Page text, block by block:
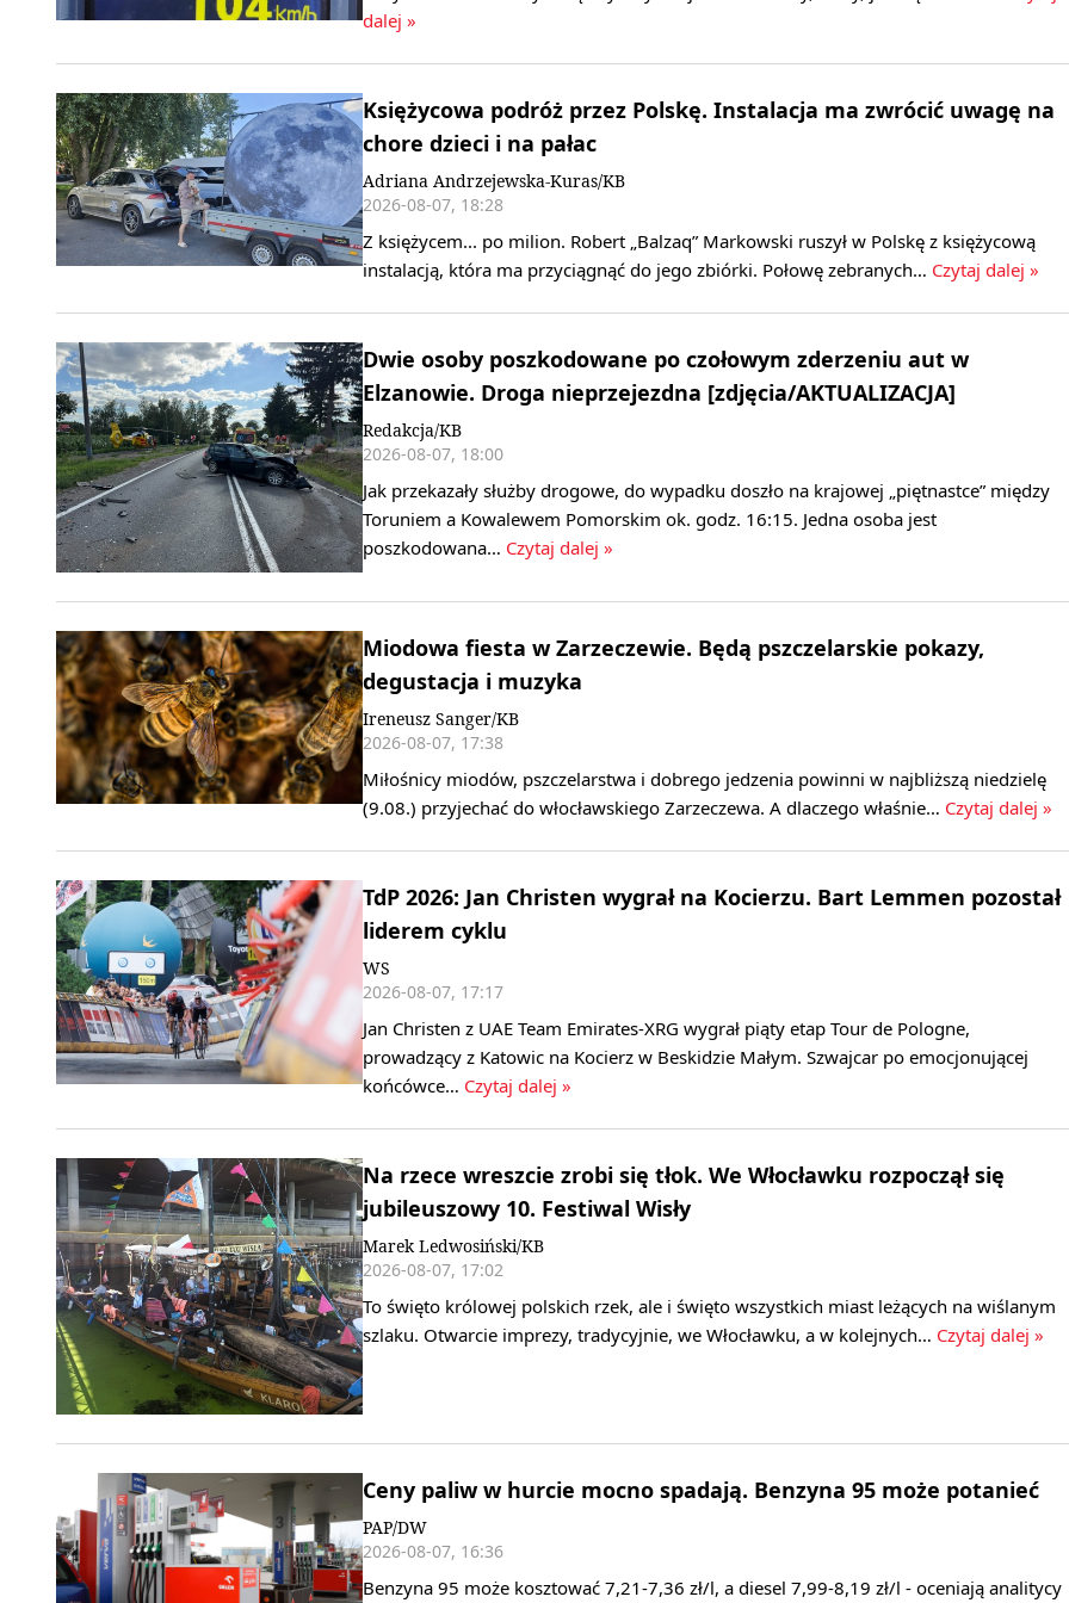
dalej »
Księżycowa podróż przez Polskę. Instalacja ma zwrócić uwagę na
chore dzieci i na pałac
Adriana Andrzejewska-Kuras/KB
2026-08-07, 18:28
Z księżycem... po milion. Robert „Balzaq” Markowski ruszył w Polskę z księżycową
instalacją, która ma przyciągnąć do jego zbiórki. Połowę zebranych… Czytaj dalej »
Dwie osoby poszkodowane po czołowym zderzeniu aut w
Elzanowie. Droga nieprzejezdna [zdjęcia/AKTUALIZACJA]
Redakcja/KB
2026-08-07, 18:00
Jak przekazały służby drogowe, do wypadku doszło na krajowej „piętnastce” między
Toruniem a Kowalewem Pomorskim ok. godz. 16:15. Jedna osoba jest
poszkodowana… Czytaj dalej »
Miodowa fiesta w Zarzeczewie. Będą pszczelarskie pokazy,
degustacja i muzyka
Ireneusz Sanger/KB
2026-08-07, 17:38
Miłośnicy miodów, pszczelarstwa i dobrego jedzenia powinni w najbliższą niedzielę
(9.08.) przyjechać do włocławskiego Zarzeczewa. A dlaczego właśnie… Czytaj dalej »
TdP 2026: Jan Christen wygrał na Kocierzu. Bart Lemmen pozostał
liderem cyklu
WS
2026-08-07, 17:17
Jan Christen z UAE Team Emirates-XRG wygrał piąty etap Tour de Pologne,
prowadzący z Katowic na Kocierz w Beskidzie Małym. Szwajcar po emocjonującej
końcówce… Czytaj dalej »
Na rzece wreszcie zrobi się tłok. We Włocławku rozpoczął się
jubileuszowy 10. Festiwal Wisły
Marek Ledwosiński/KB
2026-08-07, 17:02
To święto królowej polskich rzek, ale i święto wszystkich miast leżących na wiślanym
szlaku. Otwarcie imprezy, tradycyjnie, we Włocławku, a w kolejnych… Czytaj dalej »
Ceny paliw w hurcie mocno spadają. Benzyna 95 może potanieć
PAP/DW
2026-08-07, 16:36
Benzyna 95 może kosztować 7,21-7,36 zł/l, a diesel 7,99-8,19 zł/l - oceniają analitycy